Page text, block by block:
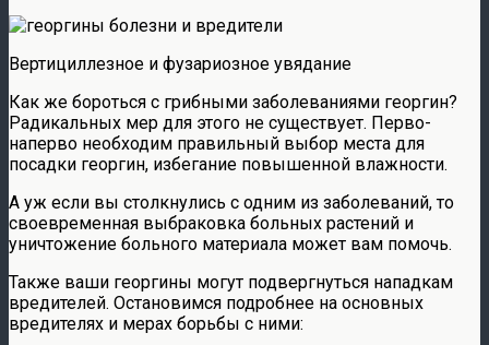
Вертициллезное и фузариозное увядание
Как же бороться с грибными заболеваниями георгин?
Радикальных мер для этого не существует. Перво-
наперво необходим правильный выбор места для
посадки георгин, избегание повышенной влажности.
А уж если вы столкнулись с одним из заболеваний, то
своевременная выбраковка больных растений и
уничтожение больного материала может вам помочь.
Также ваши георгины могут подвергнуться нападкам
вредителей. Остановимся подробнее на основных
вредителях и мерах борьбы с ними: